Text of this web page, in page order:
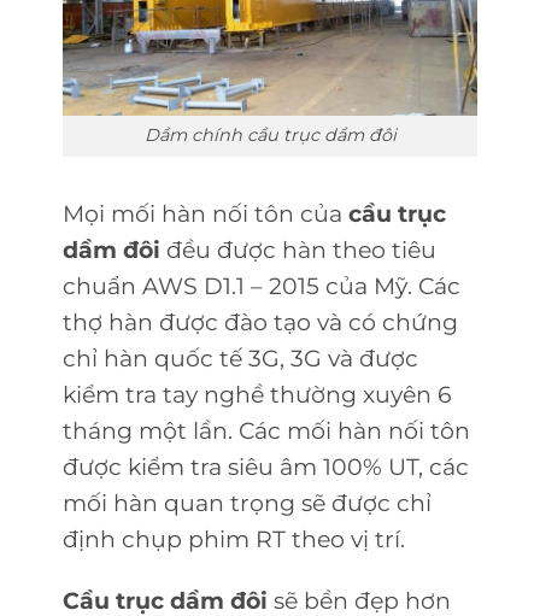
Dầm chính cầu trục dầm đôi
Mọi mối hàn nối tôn của cầu trục
dầm đôi đều được hàn theo tiêu
chuẩn AWS D1.1 – 2015 của Mỹ. Các
thợ hàn được đào tạo và có chứng
chỉ hàn quốc tế 3G, 3G và được
kiểm tra tay nghề thường xuyên 6
tháng một lần. Các mối hàn nối tôn
được kiểm tra siêu âm 100% UT, các
mối hàn quan trọng sẽ được chỉ
định chụp phim RT theo vị trí.
Cầu trục dầm đôi sẽ bền đẹp hơn